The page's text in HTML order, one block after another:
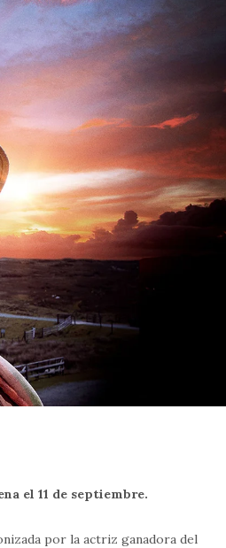
el 11 de septiembre.
por la actriz ganadora del